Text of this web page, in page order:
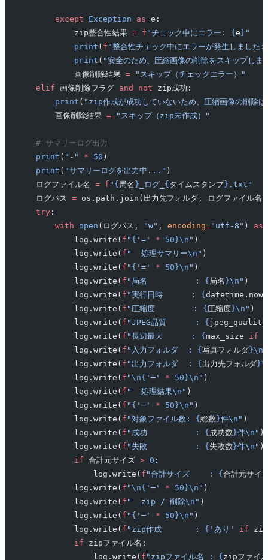
        except
Exception as e:
            zip整合性結果
= f "チェック中にエラー: { e } "
            print
( f "整合性チェック中にエラーが発生しまし
            print
( "安全のため、圧縮画像の削除をスキップしま
            画像削除結果
= "スキップ（チェックエラー）"
    elif
画像削除フラグ and not zip成功:
        print
( "zip作成が成功していないため、圧縮画像の削除
        画像削除結果
= "スキップ（zip未作成）"
    # サマリーログ出力
    print
( "-" * 50 )
    print
( "サマリーログを出力中..." )
    ログファイル名
= f " { 局名 } _ログ_ { タイムスタンプ} .txt"
    ログパス
= os.path.join(出力先フォルダ, ログファイル名)
    try
:
        with
open (ログパス, "w" , encoding="utf-8" ) as
            log.write(
f " { '=' * 50}\n " )
            log.write(
f "  処理サマリー\n " )
            log.write(
f " { '=' * 50}\n " )
            log.write(
f "局名          : { 局名 }\n " )
            log.write(
f "実行日時      : {
            log.write(
f "圧縮度        : { 圧縮度 }\n " )
            log.write(
f "JPEG品質      : { jpeg_quality
            log.write(
f "長辺最大      : { max_size if
            log.write(
f "入力フォルダ  : { 写真フォルダ }\n
            log.write(
f "出力フォルダ  : { 出力先フォルダ
            log.write(
f "\n{ '─' * 50}\n " )
            log.write(
f "  処理結果\n " )
            log.write(
f " { '─' * 50}\n " )
            log.write(
f "対象ファイル数: { 総数 }件\n " )
            log.write(
f "成功          : { 成功数 }件\n " )
            log.write(
f "失敗          : { 失敗数 }件\n " )
            if
合計元サイズ > 0 :
                log.write(
f "合計サイズ    : { 合計元サイ
            log.write(
f "\n{ '─' * 50}\n " )
            log.write(
f "  zip / 削除\n " )
            log.write(
f " { '─' * 50}\n " )
            log.write(
f "zip作成       : { 'あり' if zip
            if
zipファイル名:
                log.write(
f "zipファイル名 : { zipファイ